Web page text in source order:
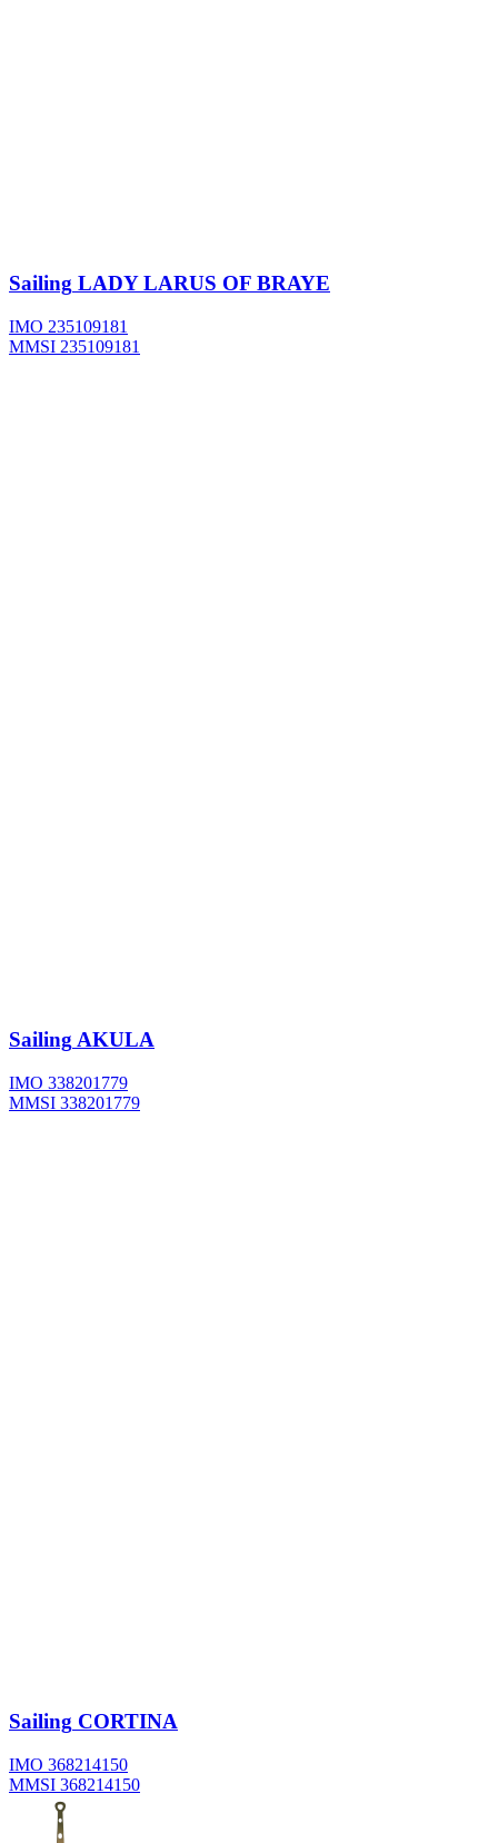
Sailing LADY LARUS OF BRAYE
IMO 235109181
MMSI 235109181
Sailing AKULA
IMO 338201779
MMSI 338201779
Sailing CORTINA
IMO 368214150
MMSI 368214150